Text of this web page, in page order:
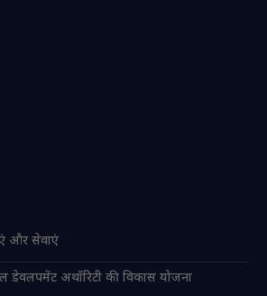
और सेवाएं
डेवलपमेंट अथॉरिटी की विकास योजना